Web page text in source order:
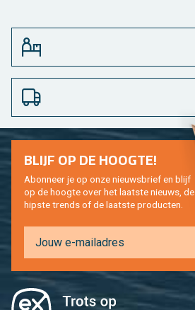
BLIJF OP DE HOOG­TE!
Abon­neer je op onze nieuws­brief en blijf
op de hoog­te over het laat­ste nieuws, de
hip­s­te trends of de laat­ste pro­duc­ten.